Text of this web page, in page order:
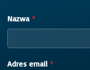
Nazwa *
Adres email *